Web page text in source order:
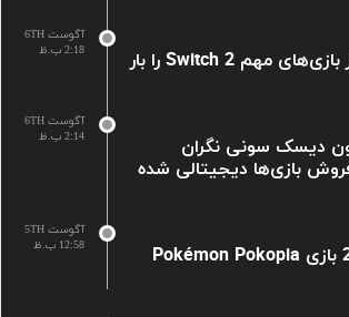
آگوست 6TH
2:18 ب.ظ
نینتندو بازه انتشار بازی‌های مهم Switch 2 را بار
آگوست 6TH
2:14 ب.ظ
دیسک سونی نگران
درصد فروش بازی‌ها دیجیتالی شده
آگوست 5TH
12:58 ب.ظ
آپدیت بزرگ 2.0.0 بازی Pokémon Pokopia